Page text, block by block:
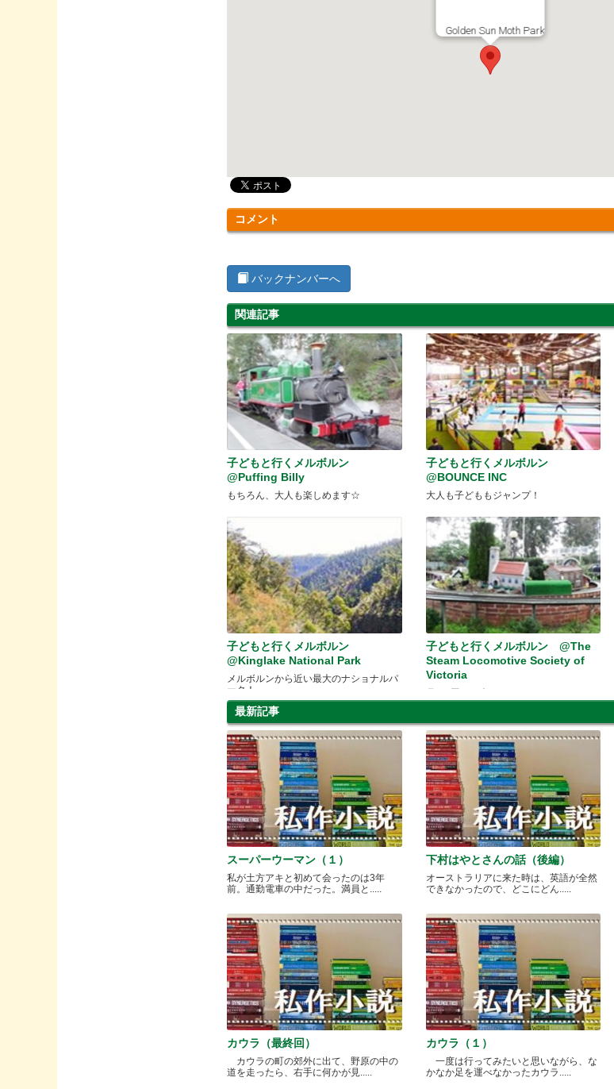
Golden Sun Moth Park
コメント
バックナンバーへ
関連記事
子どもと行くメルボルン
@Puffing Billy
もちろん、大人も楽しめます☆
子どもと行くメルボルン
@BOUNCE INC
大人も子どももジャンプ！
子どもと行くメルボルン
@Kinglake National Park
メルボルンから近い最大のナショナルパ
ーク！
子どもと行くメルボルン @The
Steam Locomotive Society of
Victoria
月に1回のお楽しみ☆
最新記事
スーパーウーマン（１）
私が土方アキと初めて会ったのは3年
前。通勤電車の中だった。満員と.....
下村はやとさんの話（後編）
オーストラリアに来た時は、英語が全然
できなかったので、どこにどん.....
カウラ（最終回）
カウラの町の郊外に出て、野原の中の
道を走ったら、右手に何かが見.....
カウラ（１）
一度は行ってみたいと思いながら、な
かなか足を運べなかったカウラ.....